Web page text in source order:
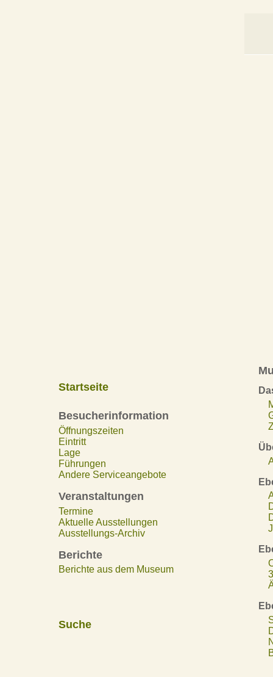
Startseite
Besucherinformation
Öffnungszeiten
Eintritt
Lage
Führungen
Andere Serviceangebote
Veranstaltungen
Termine
Aktuelle Ausstellungen
Ausstellungs-Archiv
Berichte
Berichte aus dem Museum
Suche